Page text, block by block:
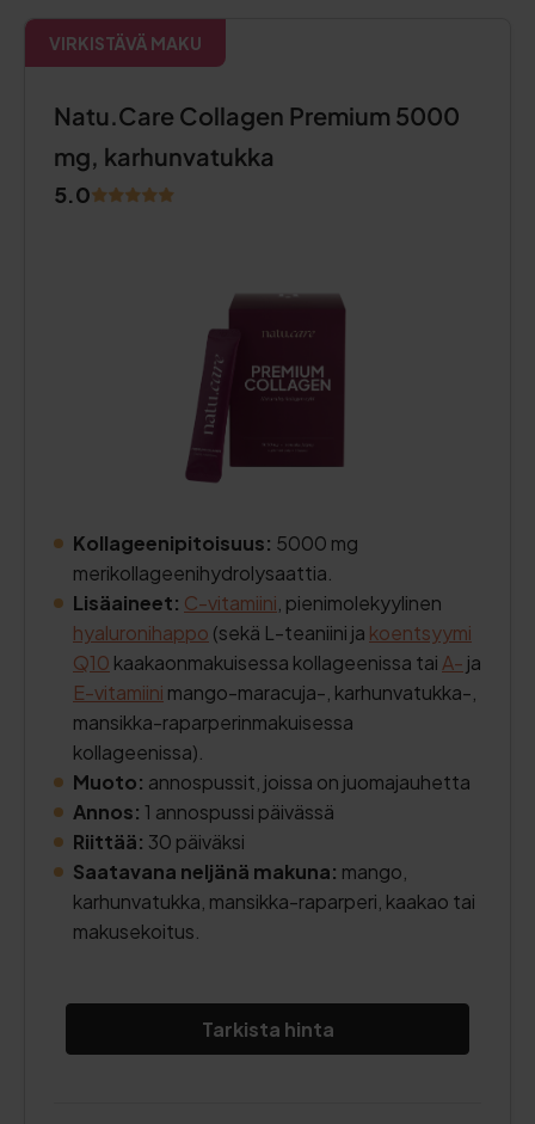
VIRKISTÄVÄ MAKU
Natu.Care Collagen Premium 5000
mg, karhunvatukka
5.0
Kollageenipitoisuus: 5000 mg
merikollageenihydrolysaattia.
Lisäaineet: C-vitamiini , pienimolekyylinen
hyaluronihappo (sekä L-teaniini ja koentsyymi
Q10 kaakaonmakuisessa kollageenissa tai A- ja
E-vitamiini mango-maracuja-, karhunvatukka-,
mansikka-raparperinmakuisessa
kollageenissa).
Muoto: annospussit, joissa on juomajauhetta
Annos: 1 annospussi päivässä
Riittää: 30 päiväksi
Saatavana neljänä makuna: mango,
karhunvatukka, mansikka-raparperi, kaakao tai
makusekoitus.
Tarkista hinta